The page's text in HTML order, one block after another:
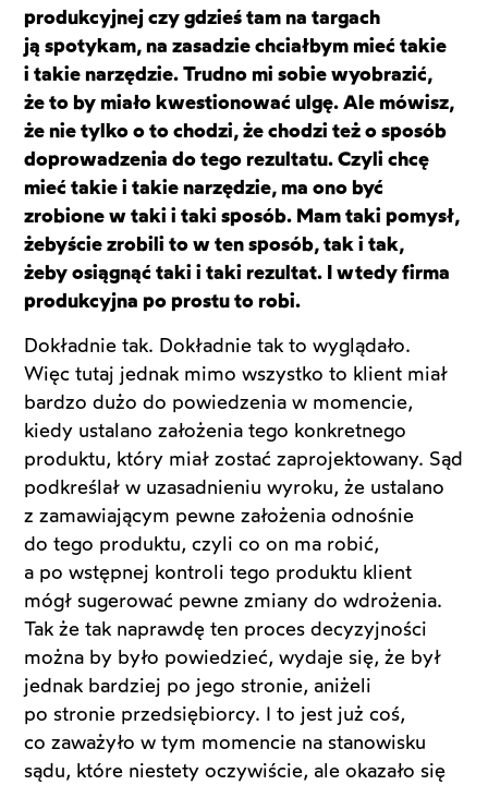
produkcyjnej czy gdzieś tam na targach
ją spotykam, na zasadzie chciałbym mieć takie
i takie narzędzie. Trudno mi sobie wyobrazić,
że to by miało kwestionować ulgę. Ale mówisz,
że nie tylko o to chodzi, że chodzi też o sposób
doprowadzenia do tego rezultatu. Czyli chcę
mieć takie i takie narzędzie, ma ono być
zrobione w taki i taki sposób. Mam taki pomysł,
żebyście zrobili to w ten sposób, tak i tak,
żeby osiągnąć taki i taki rezultat. I wtedy firma
produkcyjna po prostu to robi.
Dokładnie tak. Dokładnie tak to wyglądało.
Więc tutaj jednak mimo wszystko to klient miał
bardzo dużo do powiedzenia w momencie,
kiedy ustalano założenia tego konkretnego
produktu, który miał zostać zaprojektowany. Sąd
podkreślał w uzasadnieniu wyroku, że ustalano
z zamawiającym pewne założenia odnośnie
do tego produktu, czyli co on ma robić,
a po wstępnej kontroli tego produktu klient
mógł sugerować pewne zmiany do wdrożenia.
Tak że tak naprawdę ten proces decyzyjności
można by było powiedzieć, wydaje się, że był
jednak bardziej po jego stronie, aniżeli
po stronie przedsiębiorcy. I to jest już coś,
co zaważyło w tym momencie na stanowisku
sądu, które niestety oczywiście, ale okazało się